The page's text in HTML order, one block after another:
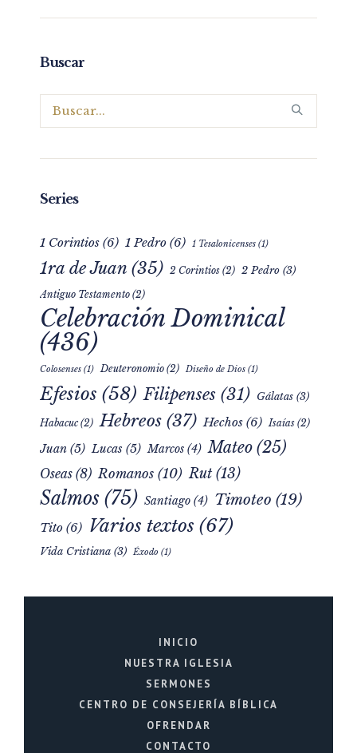
Buscar
Series
1 Corintios (6) 1 Pedro (6) 1 Tesalonicenses (1)
1ra de Juan (35) 2 Corintios (2) 2 Pedro (3)
Antiguo Testamento (2)
Celebración Dominical
(436)
Colosenses (1) Deuteronomio (2) Diseño de Dios (1)
Efesios (58) Filipenses (31) Gálatas (3)
Habacuc (2) Hebreos (37) Hechos (6) Isaías (2)
Juan (5) Lucas (5) Marcos (4) Mateo (25)
Oseas (8) Romanos (10) Rut(13)
Salmos (75) Santiago (4) Timoteo (19)
Tito (6) Varios textos (67)
Vida Cristiana (3) Éxodo (1)
INICIO
NUESTRA IGLESIA
SERMONES
CENTRO DE CONSEJERÍA BÍBLICA
OFRENDAR
CONTACTO